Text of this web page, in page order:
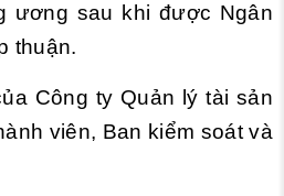
ương sau khi được Ngân
thuận.
Công ty Quản lý tài sản
viên, Ban kiểm soát và